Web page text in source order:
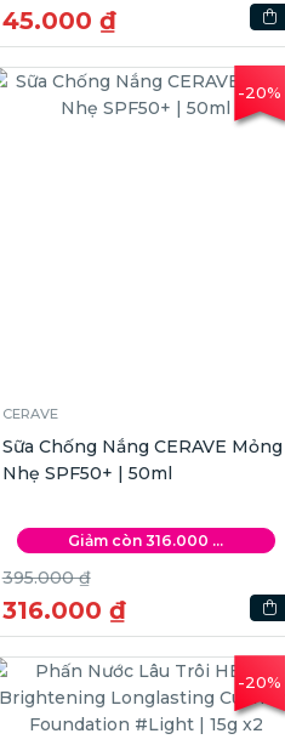
45.000 ₫
-20%
CERAVE
Sữa Chống Nắng CERAVE Mỏng
Nhẹ SPF50+ | 50ml
Giảm còn 316.000 ...
395.000 ₫
316.000 ₫
-20%